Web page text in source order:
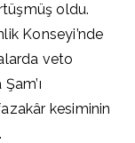
oldu.
Konseyi’nde
veto
kesiminin